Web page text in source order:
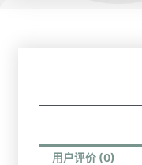
用户评价 (0)